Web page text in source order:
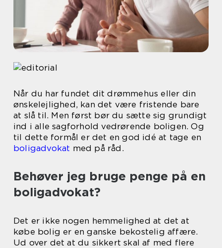
Når du har fundet dit drømmehus eller din
ønskelejlighed, kan det være fristende bare
at slå til. Men først bør du sætte sig grundigt
ind i alle sagforhold vedrørende boligen. Og
til dette formål er det en god idé at tage en
boligadvokat med på råd.
Behøver jeg bruge penge på en
boligadvokat?
Det er ikke nogen hemmelighed at det at
købe bolig er en ganske bekostelig affære.
Ud over det at du sikkert skal af med flere